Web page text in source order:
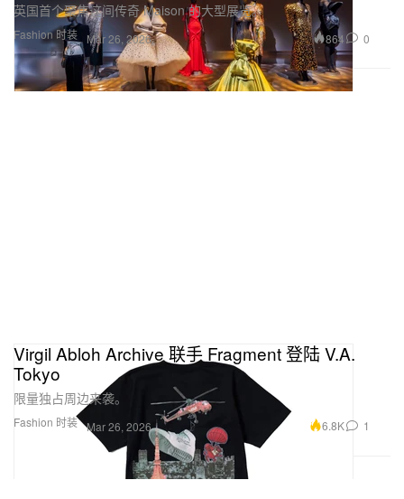
Fashion 时装
英国首个聚焦这间传奇 Maison 的大型展览。
Mar 26, 2026 864 0
Fashion 时装
Virgil Abloh Archive 联手 Fragment 登陆 V.A.
Tokyo
限量独占周边来袭。
Mar 26, 2026 6.8K 1